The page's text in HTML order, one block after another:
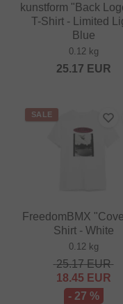
kunstform "Back
T-Shirt - Limited
Blue
0.12 kg
25.17 EUR
SALE
FreedomBMX
Shirt - White
0.12 kg
25.17EUR
18.45 EUR
- 27 %